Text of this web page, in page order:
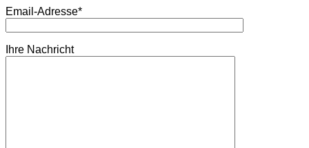
Email-Adresse*
Ihre Nachricht